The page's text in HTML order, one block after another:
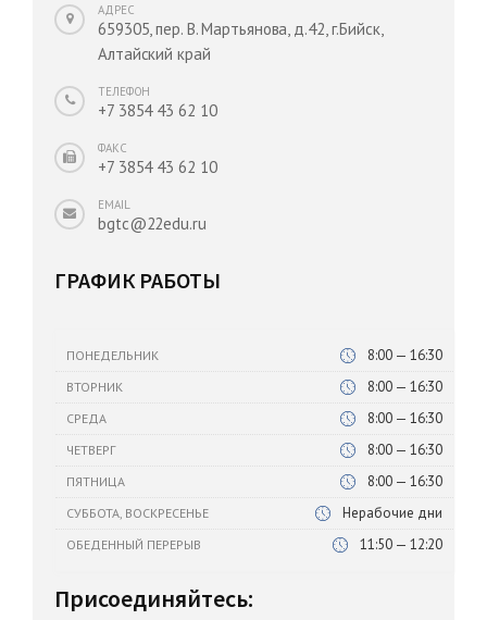
АДРЕС
659305, пер. В. Мартьянова, д.42, г.Бийск,
Алтайский край
ТЕЛЕФОН
+7 3854 43 62 10
ФАКС
+7 3854 43 62 10
EMAIL
bgtc@22edu.ru
ГРАФИК РАБОТЫ
ПОНЕДЕЛЬНИК 8:00 — 16:30
ВТОРНИК 8:00 — 16:30
СРЕДА 8:00 — 16:30
ЧЕТВЕРГ 8:00 — 16:30
ПЯТНИЦА 8:00 — 16:30
СУББОТА, ВОСКРЕСЕНЬЕ Нерабочие дни
ОБЕДЕННЫЙ ПЕРЕРЫВ 11:50 — 12:20
Присоединяйтесь: